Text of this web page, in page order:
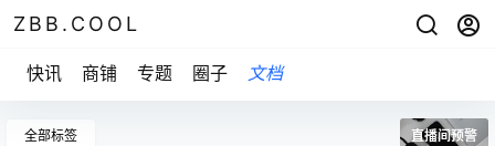
ZBB.COOL
快讯 商铺 专题 圈子 文档
全部标签 直播间预警